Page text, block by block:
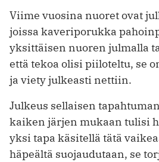
Viime vuosina nuoret ovat
joissa kaveriporukka
yksittäisen nuoren julmalla
että tekoa olisi piiloteltu, se
ja viety julkeasti nettiin.
Julkeus sellaisen
kaiken järjen mukaan tulisi
yksi tapa käsitellä tätä
häpeältä suojaudutaan, se